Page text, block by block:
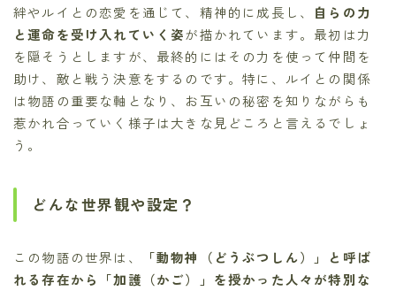
絆やルイとの恋愛を通じて、精神的に成長し、 自らの力
と運命を受け入れていく姿が描かれています。最初は力
を隠そうとしますが、最終的にはその力を使って仲間を
助け、敵と戦う決意をするのです。特に、ルイとの関係
は物語の重要な軸となり、お互いの秘密を知りながらも
惹かれ合っていく様子は大きな見どころと言えるでしょ
う。
どんな世界観や設定？
この物語の世界は、
「動物神（どうぶつしん）」と呼ば
れる存在から「加護（かご）」を授かった人々が特別な